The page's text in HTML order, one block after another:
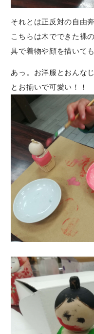
それとは正反対の自由
こちらは木でできた裸
具で着物や顔を描いて
あっ。お洋服とおんな
とお揃いで可愛い！！